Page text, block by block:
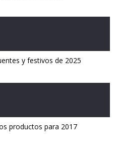
y festivos de 2025
productos para 2017